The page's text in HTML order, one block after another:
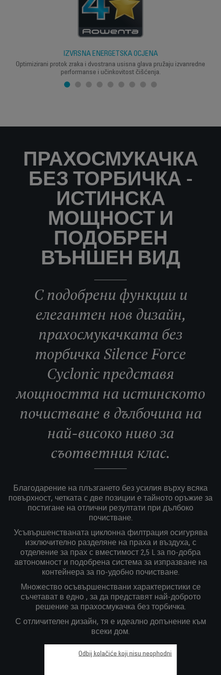
IZVRSNA ENERGETSKA OCJENA
Optimizirani protok zraka i dvostrana usisna glava pružaju izvanredne
performanse i učinkovitost čišćenja.
ПРАХОСМУКАЧКА
БЕЗ ТОРБИЧКА -
ИСТИНСКА
МОЩНОСТ И
ПОДОБРЕН
ВЪНШЕН ВИД
С подобрени функции и
елегантен нов дизайн,
прахосмукачката без
торбичка Silence Force
Cyclonic представя
мощността на истинското
почистване в дълбочина на
най-високо ниво за
съответния клас.
Благодарение на плъзгането без усилия върху всяка
повърхност, четката с две позиции е тайното оръжие за
постигане на отлични резултати при дълбоко
почистване.
Усъвършенстваната циклонна филтрация осигурява
изключително разделяне на праха и въздуха, с
отделение за прах с вместимост 2,5 L за по-добра
автономност и подобрена система за изпразване на
контейнера за по-удобно почистване.
Множество осъвършенствани характеристики се
съчетават в едно , за да представят най-доброто
решение за прахосмукачка без торбичка.
С отличителен дизайн, тя е идеално допънение към
всеки дом.
Odbij kolačiće koji nisu neophodni